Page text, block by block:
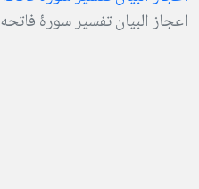
اعجاز البیان تفسیر سورۀ فاتحه